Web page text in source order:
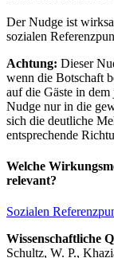
Der Nudge ist
sozialen
Achtung: Dieser
wenn die Botschaft
auf die Gäste in
Nudge nur in die
sich die deutliche
entsprechende
Welche
relevant?
Sozialen
Wissenschaftliche
Schultz, W. P.,